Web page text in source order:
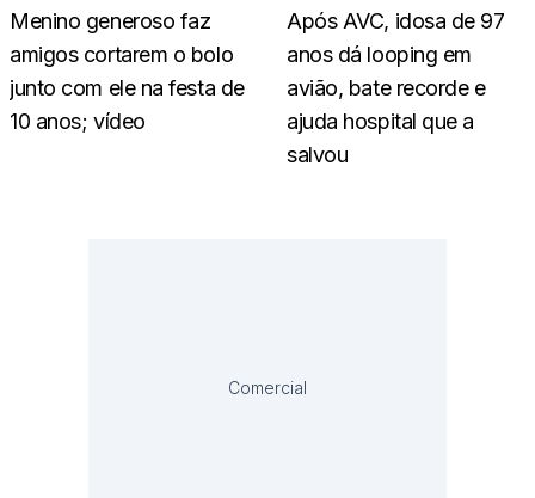
Menino generoso faz
amigos cortarem o bolo
junto com ele na festa de
10 anos; vídeo
Após AVC, idosa de 97
anos dá looping em
avião, bate recorde e
ajuda hospital que a
salvou
Comercial